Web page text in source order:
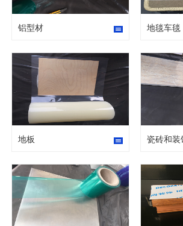
铝型材 地毯车毯
地板 瓷砖和装饰